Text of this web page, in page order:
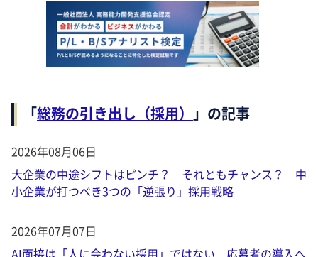
「総務の引き出し（採用） 」の記事
2026年08月06日
大企業の中途シフトはピンチ？ それともチャンス？ 中
小企業が打つべき3つの「逆張り」採用戦略
2026年07月07日
AI面接は「人に会わない採用」ではない 応募者の導入へ